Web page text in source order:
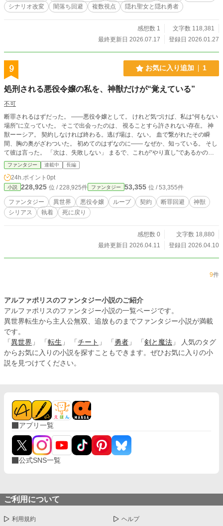
シナリオ改変
闇落ち回避 複数視点 隠れ聖女と隠れ勇者
感想数 1
文字数 118,381
最終更新日 2026.07.17
登録日 2026.01.27
9 お気に入り追加 1
処刑される悪役令嬢の私を、神獣だけが“覚えている”
不可
断罪されるはずだった。 ――悪役令嬢として。 けれど気づけば、私は“何もない
場所”に立っていた。 そこで出会ったのは、 視ることすら許されない存在。 神
獣ーーシア。 契約しなければ終わる。逃げ場は、ない。 血で繋がれたその瞬
間、胸の奥がざわついた。 初めてのはずなのに―― なぜか、知っている。 そし
て彼は言った。 「次は、失敗しない」 まるで、これが“やり直し”であるかのよ
うに。
ファンタジー 連載中 長編
24h.ポイント 0pt
小説 228,925 位 / 228,925件 ファンタジー 53,355 位 / 53,355件
ファンタジー 異世界 悪役令嬢 ループ 契約 断罪回避
神獣
シリアス
執着 死に戻り
感想数 0
文字数 18,880
最終更新日 2026.04.11
登録日 2026.04.10
9件
アルファポリスのファンタジー小説のご紹介
アルファポリスのファンタジー小説の一覧ページです。
異世界転生から主人公無双、追放ものまでファンタジー小説が満載
です。
「 異世界 」 「 転生 」 「 チート 」 「 勇者 」 「 剣と魔法 」 人気のタグ
からお気に入りの小説を探すこともできます。ぜひお気に入りの小
説を見つけてください。
アプリ一覧
公式SNS一覧
ご利用について
利用規約 ヘルプ